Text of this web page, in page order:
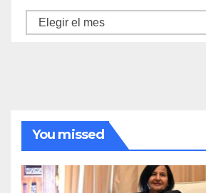
Archivo
You missed